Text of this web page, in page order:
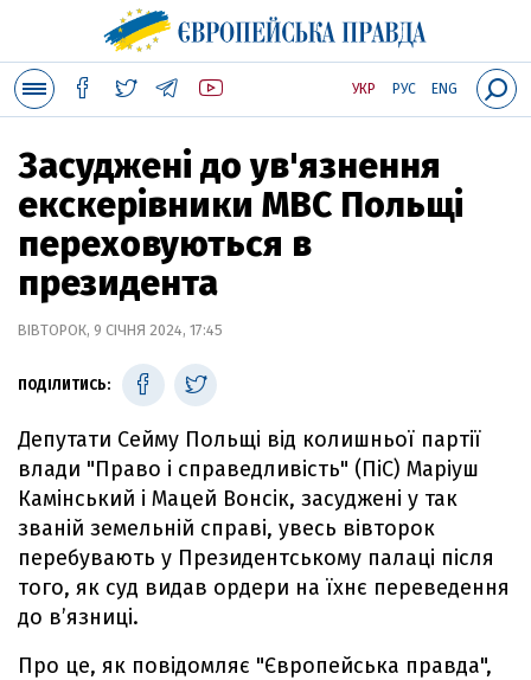
УКР РУС ENG
Засуджені до ув'язнення
екскерівники МВС Польщі
переховуються в
президента
ВІВТОРОК, 9 СІЧНЯ 2024, 17:45
ПОДІЛИТИСЬ:
Депутати Сейму Польщі від колишньої партії
влади "Право і справедливість" (ПіС) Маріуш
Камінський і Мацей Вонсік, засуджені у так
званій земельній справі, увесь вівторок
перебувають у Президентському палаці після
того, як суд видав ордери на їхнє переведення
до в’язниці.
Про це, як повідомляє "Європейська правда",